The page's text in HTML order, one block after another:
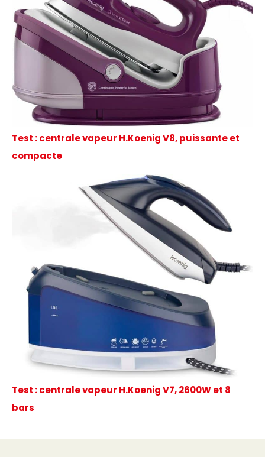
Test : centrale vapeur H.Koenig V8, puissante et
compacte
Test : centrale vapeur H.Koenig V7, 2600W et 8
bars